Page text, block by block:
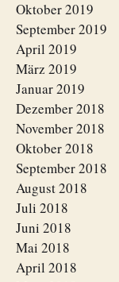
Oktober 2019
September 2019
April 2019
März 2019
Januar 2019
Dezember 2018
November 2018
Oktober 2018
September 2018
August 2018
Juli 2018
Juni 2018
Mai 2018
April 2018